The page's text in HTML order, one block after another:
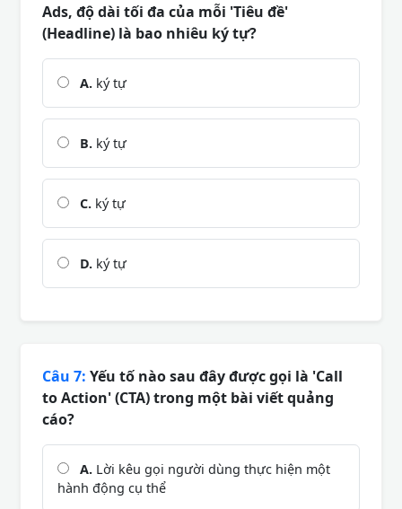
Ads, độ dài tối đa của mỗi 'Tiêu đề'
(Headline) là bao nhiêu ký tự?
A. ký tự
B. ký tự
C. ký tự
D. ký tự
Câu 7: Yếu tố nào sau đây được gọi là 'Call
to Action' (CTA) trong một bài viết quảng
cáo?
A. Lời kêu gọi người dùng thực hiện một
hành động cụ thể